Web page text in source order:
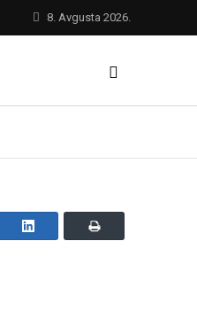
8. Avgusta 2026.